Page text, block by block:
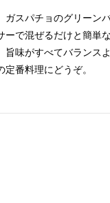
ガスパチョのグリーン
ーで混ぜるだけと簡単
旨味がすべてバランス
定番料理にどうぞ。